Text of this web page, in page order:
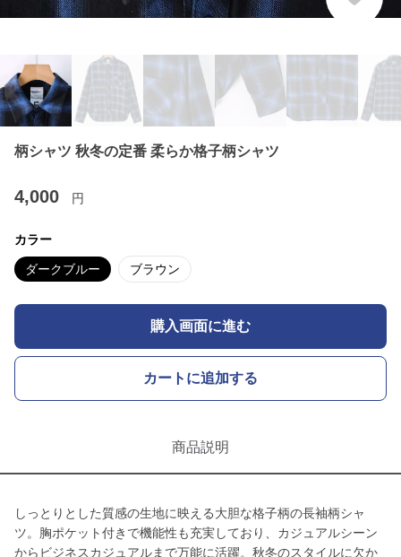
柄シャツ 秋冬の定番 柔らか格子柄シャツ
4,000 円
カラー
ダークブルー ブラウン
購入画面に進む
カートに追加する
商品説明
しっとりとした質感の生地に映える大胆な格子柄の長袖柄シャ
ツ。胸ポケット付きで機能性も充実しており、カジュアルシーン
からビジネスカジュアルまで万能に活躍。秋冬のスタイルに欠か